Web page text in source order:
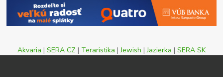
Akvaria | SERA CZ | Teraristika |Jewish |Jazierka | SERA SK